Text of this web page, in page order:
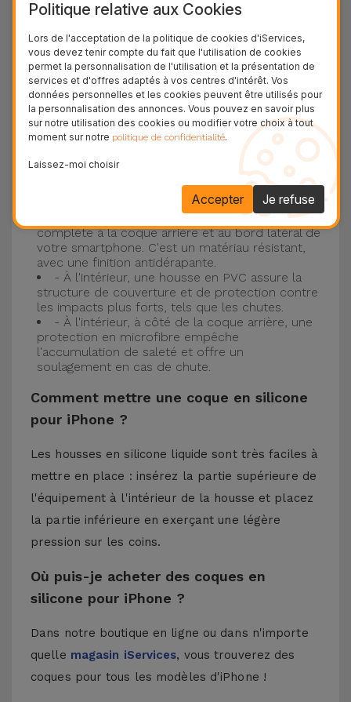
14, 13, 12, entre autres, ainsi qu'avec le modèle le
Protection à 3 couches avec coques en
silicone
Nos coques en silicone pour iPhone ont une
construction robuste et de qualité, avec une
construction à trois couches, pour éviter au
maximum les accidents et les casses !
- Une première couche de silicone liquide
donne de la couleur et une couverture
complète à la coque arrière et au bord latéral de
votre smartphone. C'est un matériau résistant,
avec une finition antidérapante.
- À l'intérieur, une housse en PVC assure la
structure de couverture et de protection contre
les impacts plus forts, tels que les chutes.
- À l'intérieur, à côté de la coque arrière, une
protection en microfibre empêche
l'accumulation de saleté et offre un
soulagement en cas de chute.
Comment mettre une coque en silicone
pour iPhone ?
Les housses en silicone liquide sont très faciles à
mettre en place : insérez la partie supérieure de
l'équipement à l'intérieur de la housse et placez
la partie inférieure en exerçant une légère
pression sur les coins.
Où puis-je acheter des coques en
silicone pour iPhone ?
Dans notre boutique en ligne ou dans n'importe
quelle magasin iServices, vous trouverez des
coques pour tous les modèles d'iPhone !
Politique relative aux Cookies
Lors de l'acceptation de la politique de cookies d'iServices,
vous devez tenir compte du fait que l'utilisation de cookies
permet la personnalisation de l'utilisation et la présentation de
services et d'offres adaptés à vos centres d'intérêt. Vos
données personnelles et les cookies peuvent être utilisés pour
la personnalisation des annonces. Vous pouvez en savoir plus
sur notre utilisation des cookies ou modifier votre choix à tout
moment sur notre politique de confidentialité.
Laissez-moi choisir
Je refuse
Accepter